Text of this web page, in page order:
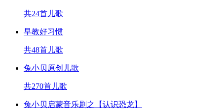
共24首儿歌
早教好习惯
共48首儿歌
兔小贝原创儿歌
共270首儿歌
兔小贝启蒙音乐剧之【认识恐龙】